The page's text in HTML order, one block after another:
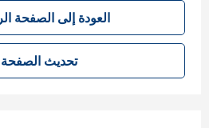
العودة إلى الصفحة
تحديث الصفحة